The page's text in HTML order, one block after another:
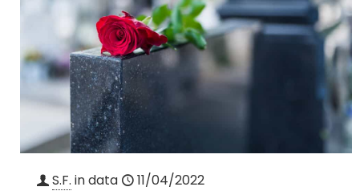
S.F. in data 11/04/2022